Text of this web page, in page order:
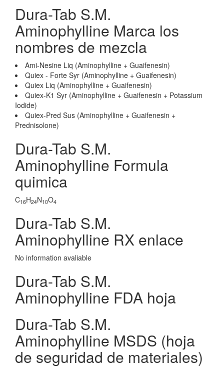
Dura-Tab S.M.
Aminophylline Marca los
nombres de mezcla
Ami-Nesine Liq (Aminophylline + Guaifenesin)
Quiex - Forte Syr (Aminophylline + Guaifenesin)
Quiex Liq (Aminophylline + Guaifenesin)
Quiex-K1 Syr (Aminophylline + Guaifenesin + Potassium
Iodide)
Quiex-Pred Sus (Aminophylline + Guaifenesin +
Prednisolone)
Dura-Tab S.M.
Aminophylline Formula
quimica
C16H24N10O4
Dura-Tab S.M.
Aminophylline RX enlace
No information avaliable
Dura-Tab S.M.
Aminophylline FDA hoja
Dura-Tab S.M.
Aminophylline MSDS (hoja
de seguridad de materiales)